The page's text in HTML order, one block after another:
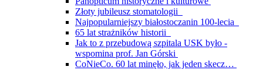
Złoty jubileusz stomatologii
Najpopularniejszy białostoczanin 100-lecia
65 lat strażników historii
Jak to z przebudową szpitala USK było -
wspomina prof. Jan Górski
CoNieCo. 60 lat minęło, jak jeden skecz…